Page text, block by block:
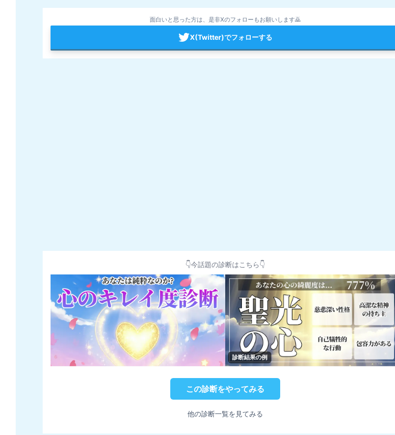
面白いと思った方は、是非Xのフォローもお願いします🙇
X(Twitter)でフォローする
👇今話題の診断はこちら👇
診断結果の例
この診断をやってみる
他の診断一覧を見てみる